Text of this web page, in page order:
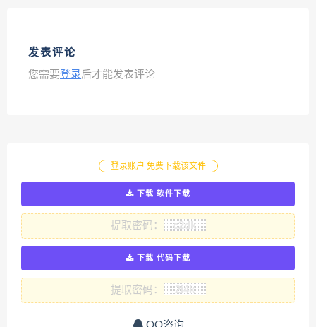
发表评论
您需要登录后才能发表评论
登录账户 免费下载该文件
下载 软件下载
提取密码：
下载 代码下载
提取密码：